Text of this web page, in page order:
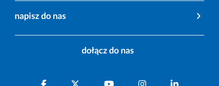
napisz do nas
dołącz do nas